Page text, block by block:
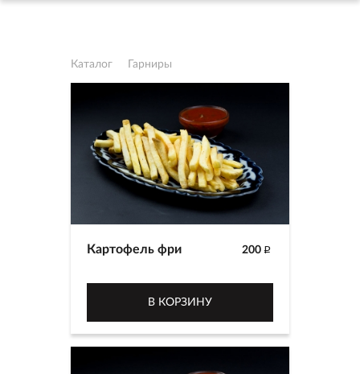
Каталог Гарниры
200 p
Картофель фри
В КОРЗИНУ